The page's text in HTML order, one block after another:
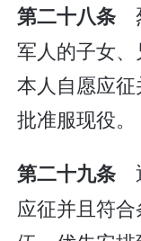
第二十八条
军人的子女、
本人自愿应
批准服现役。
第二十九条
应征并且符